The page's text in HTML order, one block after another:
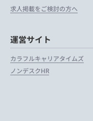
求人掲載をご検討の方へ
運営サイト
カラフルキャリアタイムズ
ノンデスクHR